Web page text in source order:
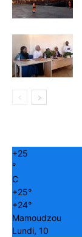
+25
°
C
+25°
+24°
Mamoudzou
Lundi, 10